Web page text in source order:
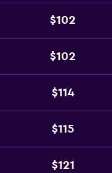
$102
$102
$114
$115
$121